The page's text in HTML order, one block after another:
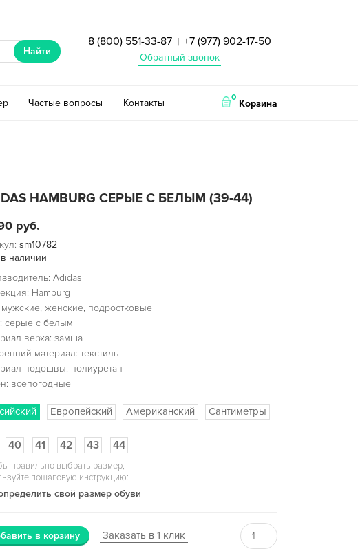
Найти
8 (800) 551-33-87 | +7 (977) 902-17-50
Обратный звонок
Частые вопросы Контакты 0
Корзина
HAMBURG СЕРЫЕ С БЕЛЫМ (39-44)
руб.
sm10782
в наличии
Adidas
Hamburg
женские, подростковые
серые с белым
верха: замша
материал: текстиль
подошвы: полиуретан
всепогодные
Европейский Американский Сантиметры
40 41 42 43 44
правильно выбрать размер,
пошаговую инструкцию:
свой размер обуви
в корзину Заказать в 1 клик